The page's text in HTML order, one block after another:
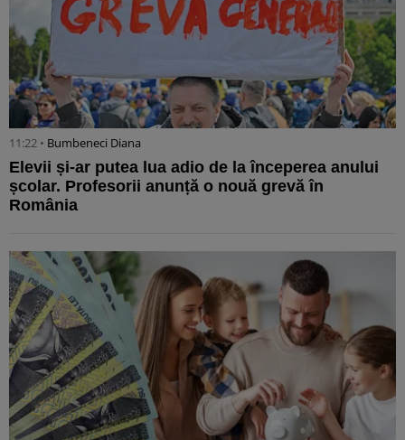
11:22 • Bumbeneci Diana
Elevii și-ar putea lua adio de la începerea anului
școlar. Profesorii anunță o nouă grevă în
România